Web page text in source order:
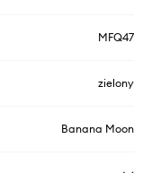
MFQ47
zielony
Banana Moon